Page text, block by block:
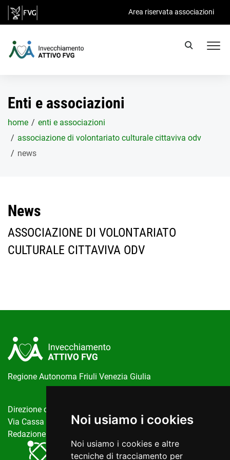
Noi usiamo i cookies
Noi usiamo i cookies e altre
tecniche di tracciamento per
Salta al contenuto principale
Area riservata associazioni
Enti e associazioni
home
enti e associazioni
associazione di volontariato culturale cittaviva odv
news
News
ASSOCIAZIONE DI VOLONTARIATO
CULTURALE CITTAVIVA ODV
Regione Autonoma Friuli Venezia Giulia
Direzione centrale salute, politiche sociali e disabilità
Via Cassa di Risparmio, 10 Trieste
Redazione del portale: